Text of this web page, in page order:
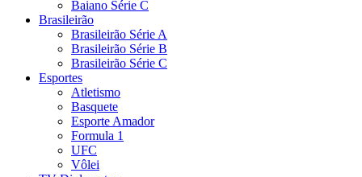
Baiano Série C
Brasileirão
Brasileirão Série A
Brasileirão Série B
Brasileirão Série C
Esportes
Atletismo
Basquete
Esporte Amador
Formula 1
UFC
Vôlei